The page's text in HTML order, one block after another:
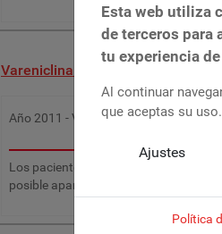
Vareniclina en la deshabituación
Año 2011 - Volumen 27- Número 2
Los pacientes tratados con
posible aparición de efectos adversos
Esta web utiliza
de terceros para
tu experiencia
Al continuar
que aceptas su uso.
Ajustes
Política